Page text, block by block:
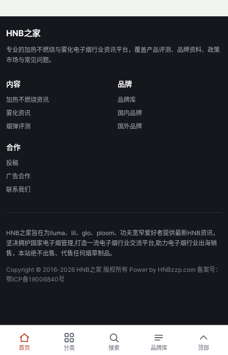
HNB之家
专业的加热不燃烧与雾化电子烟行业资讯平台，覆盖产品评测、品牌资料、政策
市场与常见问题。
内容
加热不燃烧资讯
雾化资讯
烟弹评测
品牌
品牌库
国内品牌
国外品牌
合作
投稿
广告合作
联系我们
HNB之家旨在为iluma、lil、glo、ploom、功夫宽窄爱好者提供最新HNB资讯，
坚决拥护国家电子烟管理,打造一流电子烟行业交流平台,助力电子烟行业出海销
售，本站绝不出售、代售任何烟草制品。
Copyright © 2016-2026 HNB之家 版权所有 Power by HNBzzp.com 备案号：
鄂ICP备19006840号
首页 分类 搜索 品牌库 顶部